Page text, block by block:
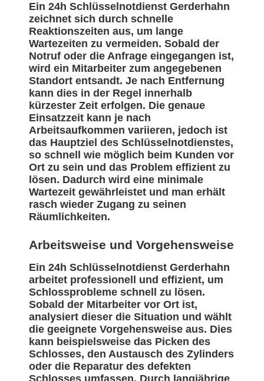
Ein 24h Schlüsselnotdienst Gerderhahn
zeichnet sich durch schnelle
Reaktionszeiten aus, um lange
Wartezeiten zu vermeiden. Sobald der
Notruf oder die Anfrage eingegangen ist,
wird ein Mitarbeiter zum angegebenen
Standort entsandt. Je nach Entfernung
kann dies in der Regel innerhalb
kürzester Zeit erfolgen. Die genaue
Einsatzzeit kann je nach
Arbeitsaufkommen variieren, jedoch ist
das Hauptziel des Schlüsselnotdienstes,
so schnell wie möglich beim Kunden vor
Ort zu sein und das Problem effizient zu
lösen. Dadurch wird eine minimale
Wartezeit gewährleistet und man erhält
rasch wieder Zugang zu seinen
Räumlichkeiten.
Arbeitsweise und Vorgehensweise
Ein 24h Schlüsselnotdienst Gerderhahn
arbeitet professionell und effizient, um
Schlossprobleme schnell zu lösen.
Sobald der Mitarbeiter vor Ort ist,
analysiert dieser die Situation und wählt
die geeignete Vorgehensweise aus. Dies
kann beispielsweise das Picken des
Schlosses, den Austausch des Zylinders
oder die Reparatur des defekten